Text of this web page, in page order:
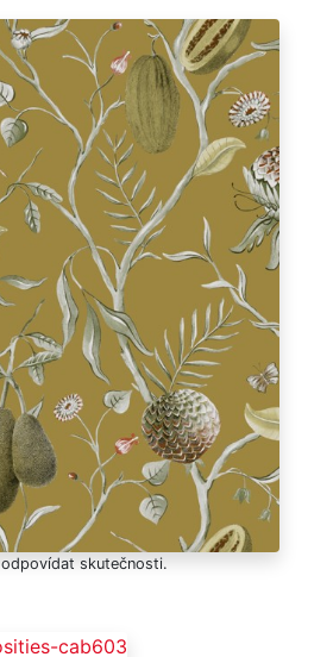
skutečnosti.